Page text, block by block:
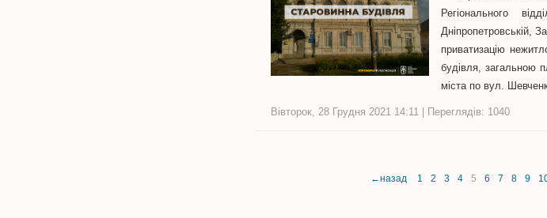
Регіонального
Дніпропетровській,
приватизацію
будівля, загальною
міста по вул.
Вівторок, 28 Грудня 2021 14:11 | Переглядів: 1040
←назад 1 2 3 4 5 6 7 8 9